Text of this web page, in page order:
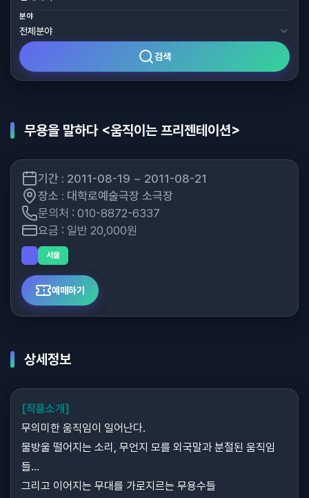
분야
검색
무용을 말하다 <움직이는 프리젠테이션>
기간 : 2011-08-19 ~ 2011-08-21
장소 : 대학로예술극장 소극장
문의처 : 010-8872-6337
요금 : 일반 20,000원
서울
예매하기
상세정보
[작품소개]
무의미한 움직임이 일어난다.
물방울 떨어지는 소리, 무언지 모를 외국말과 분절된 움직임
들…
그리고 이어지는 무대를 가로지르는 무용수들